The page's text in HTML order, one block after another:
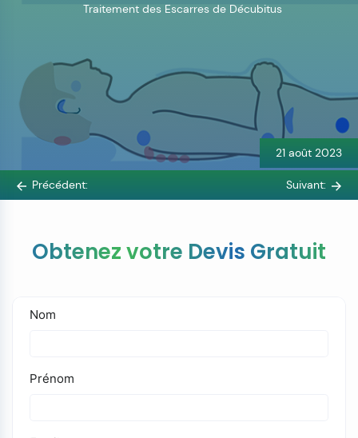
Traitement des Escarres de Décubitus
21 août 2023
l’article
Précédent: Suivant:
Obtenez votre Devis Gratuit